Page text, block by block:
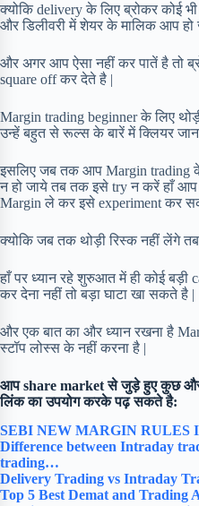
क्योकि delivery के लिए ब्रोकर कोई भी
और डिलीवरी में शेयर के मालिक आप हो
और अगर आप ऐसा नहीं कर पातें है तो
square off कर देते है |
Margin trading beginner के लिए
उन्हें बहुत से रूल्स के बारें में क्लियर
इसलिए जब तक आप Margin trading
न हो जाये तब तक इसे try न करें हाँ
Margin ले कर इसे experiment कर
क्योकि जब तक थोड़ी रिस्क नहीं लेंगे
हाँ पर ध्यान रहे शुरुआत में ही कोई बड़ी
कर देना नहीं तो बड़ा घाटा खा सकते है |
और एक बात का और ध्यान रखना है
स्टॉप लोस्स के नहीं करना है |
आप share market से जुड़े हुए कुछ और
लिंक का उपयोग करके पढ़ सकते है:
SEBI NEW MARGIN RULES
Difference between Intraday
trading…
Delivery Trading vs Intraday
Top 5 Best Demat and